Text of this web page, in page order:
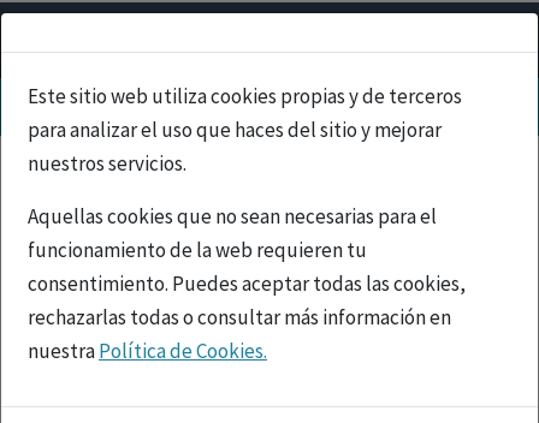
Este sitio web utiliza cookies propias y de terceros
para analizar el uso que haces del sitio y mejorar
nuestros servicios.
Aquellas cookies que no sean necesarias para el
funcionamiento de la web requieren tu
consentimiento. Puedes aceptar todas las cookies,
rechazarlas todas o consultar más información en
nuestraPolítica de Cookies.
Toda la información incluida en la Página Web está